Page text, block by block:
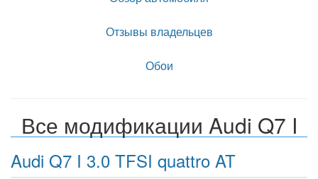
Отзывы владельцев
Обои
Все модификации Audi Q7 I
Audi Q7 I 3.0 TFSI quattro AT